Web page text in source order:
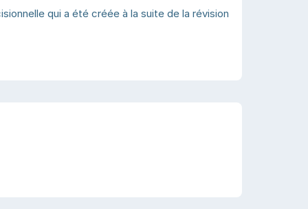
qui a été créée à la suite de la révision